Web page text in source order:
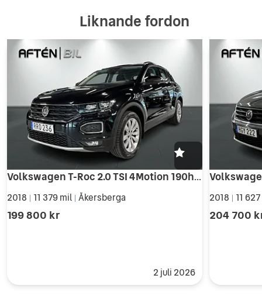
Liknande fordon
Volkswagen T-Roc 2.0 TSI 4Motion 190hk - Rattvärme, Navi, Backkamera
2018 11 379 mil Åkersberga
199 800 kr
2 juli 2026
2018 11
204 700